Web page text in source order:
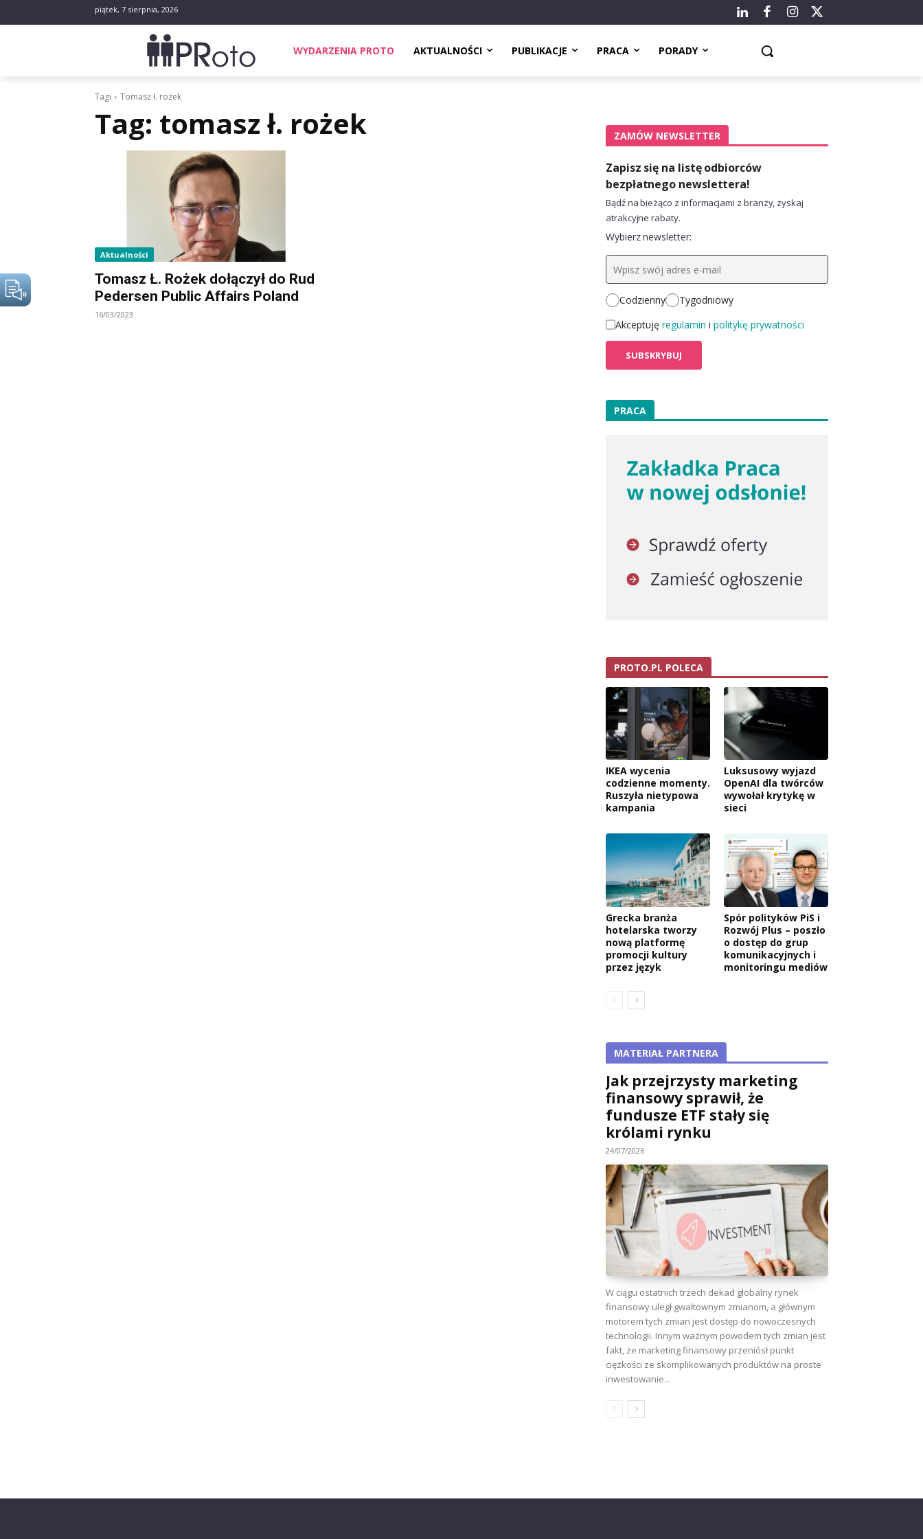
piątek, 7 sierpnia, 2026
WYDARZENIA PROTO AKTUALNOŚCI PUBLIKACJE PRACA PORADY
Tagi Tomasz ł. rożek
Tag: tomasz ł. rożek
Aktualności
Tomasz Ł. Rożek dołączył do Rud
Pedersen Public Affairs Poland
16/03/2023
ZAMÓW NEWSLETTER
Zapisz się na listę odbiorców
bezpłatnego newslettera!
Bądź na bieżąco z informacjami z branży, zyskaj
atrakcyjne rabaty.
Wybierz newsletter:
Codzienny
Tygodniowy
Akceptuję regulamin i politykę prywatności
PRACA
PROTO.PL POLECA
IKEA wycenia
codzienne momenty.
Ruszyła nietypowa
kampania
Luksusowy wyjazd
OpenAI dla twórców
wywołał krytykę w
sieci
Grecka branża
hotelarska tworzy
nową platformę
promocji kultury
przez język
Spór polityków PiS i
Rozwój Plus – poszło
o dostęp do grup
komunikacyjnych i
monitoringu mediów
MATERIAŁ PARTNERA
Jak przejrzysty marketing
finansowy sprawił, że
fundusze ETF stały się
królami rynku
24/07/2026
W ciągu ostatnich trzech dekad globalny rynek
finansowy uległ gwałtownym zmianom, a głównym
motorem tych zmian jest dostęp do nowoczesnych
technologii. Innym ważnym powodem tych zmian jest
fakt, że marketing finansowy przeniósł punkt
ciężkości ze skomplikowanych produktów na proste
inwestowanie...